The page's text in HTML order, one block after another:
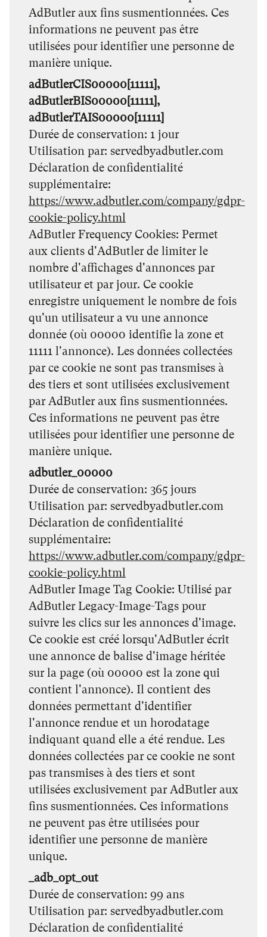
AdButler aux fins susmentionnées. Ces
informations ne peuvent pas être
utilisées pour identifier une personne de
manière unique.
adButlerCIS00000[11111],
adButlerBIS00000[11111],
adButlerTAIS00000[11111]
Durée de conservation 1 jour
Utilisation par servedbyadbutler.com
Déclaration de confidentialité
supplémentaire
https://www.adbutler.com/company/gdpr-
cookie-policy.html
AdButler Frequency Cookies: Permet
aux clients d'AdButler de limiter le
nombre d'affichages d'annonces par
utilisateur et par jour. Ce cookie
enregistre uniquement le nombre de fois
qu'un utilisateur a vu une annonce
donnée (où 00000 identifie la zone et
11111 l'annonce). Les données collectées
par ce cookie ne sont pas transmises à
des tiers et sont utilisées exclusivement
par AdButler aux fins susmentionnées.
Ces informations ne peuvent pas être
utilisées pour identifier une personne de
manière unique.
adbutler_00000
Durée de conservation 365 jours
Utilisation par servedbyadbutler.com
Déclaration de confidentialité
supplémentaire
https://www.adbutler.com/company/gdpr-
cookie-policy.html
AdButler Image Tag Cookie: Utilisé par
AdButler Legacy-Image-Tags pour
suivre les clics sur les annonces d'image.
Ce cookie est créé lorsqu'AdButler écrit
une annonce de balise d'image héritée
sur la page (où 00000 est la zone qui
contient l'annonce). Il contient des
données permettant d'identifier
l'annonce rendue et un horodatage
indiquant quand elle a été rendue. Les
données collectées par ce cookie ne sont
pas transmises à des tiers et sont
utilisées exclusivement par AdButler aux
fins susmentionnées. Ces informations
ne peuvent pas être utilisées pour
identifier une personne de manière
unique.
_adb_opt_out
Durée de conservation 99 ans
Utilisation par servedbyadbutler.com
Déclaration de confidentialité